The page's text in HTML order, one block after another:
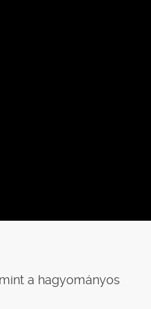
a hagyományos